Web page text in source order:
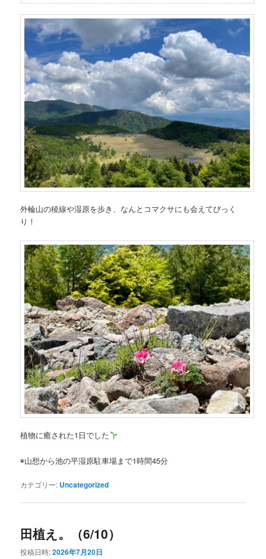
外輪山の稜線や湿原を歩き、なんとコマクサにも会えてびっく
り！
植物に癒された1日でした
◉山想から池の平湿原駐車場まで1時間45分
カテゴリー: Uncategorized
田植え。（6/10）
投稿日時:2026年7月20日